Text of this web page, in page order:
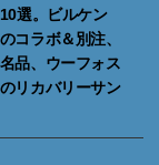
選。ビルケン
コラボ＆別注、
品、ウーフォス
リカバリーサン